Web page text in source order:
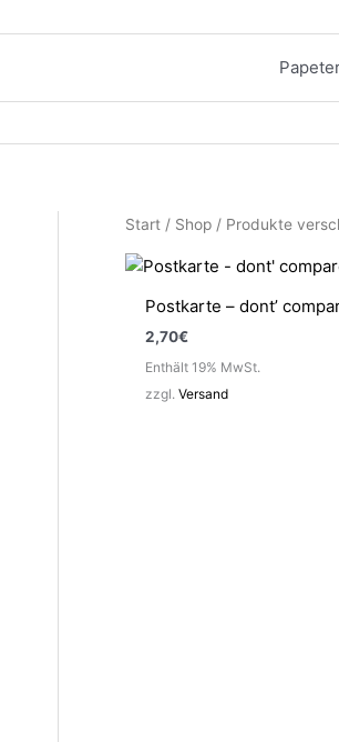
Start / Shop / Produkte
Postkarte – dont’
2,70€
Enthält 19% MwSt.
zzgl. Versand